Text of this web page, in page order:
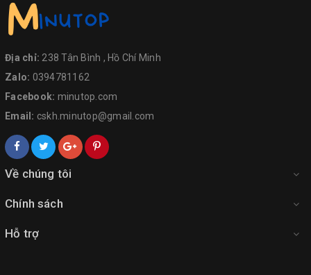
Địa chỉ:238 Tân Bình , Hồ Chí Minh
Zalo: 0394781162
Facebook: minutop.com
Email: cskh.minutop@gmail.com
Về chúng tôi
Chính sách
Hỗ trợ